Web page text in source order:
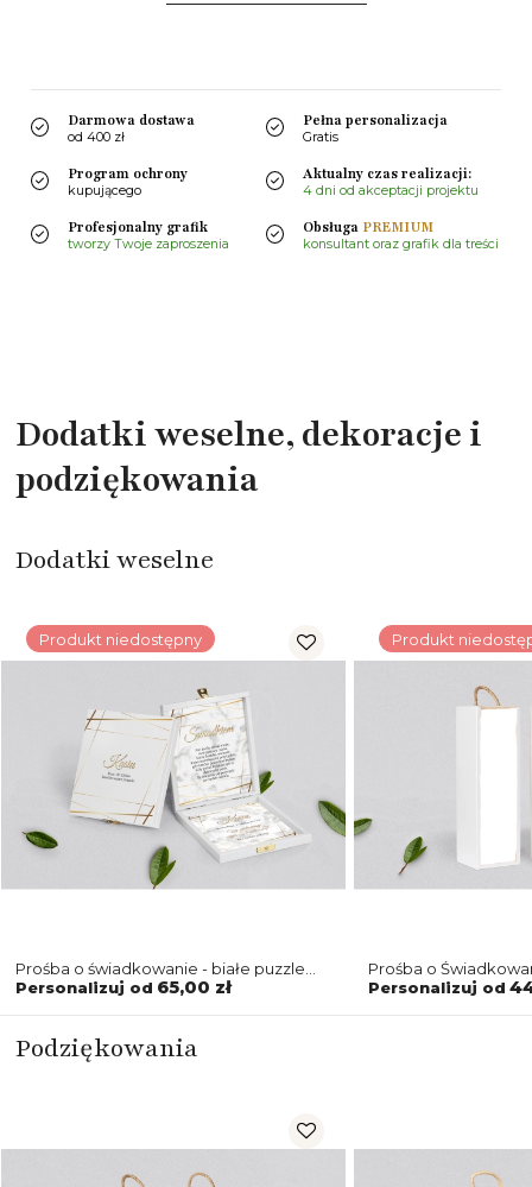
Darmowa dostawa
od 400 zł
Pełna personalizacja
Gratis
Program ochrony
kupującego
Aktualny czas realizacji:
4 dni od akceptacji projektu
Profesjonalny grafik
tworzy Twoje zaproszenia
Obsługa PREMIUM
konsultant oraz grafik dla treści
Dodatki weselne, dekoracje i
podziękowania
Dodatki weselne
Produkt niedostępny
Prośba o świadkowanie - białe puzzle
Marmur & Złoto Motyw 2
Personalizuj od 65,00 zł
Produkt
Prośba o
biała Marmur &
Personalizuj od
Podziękowania